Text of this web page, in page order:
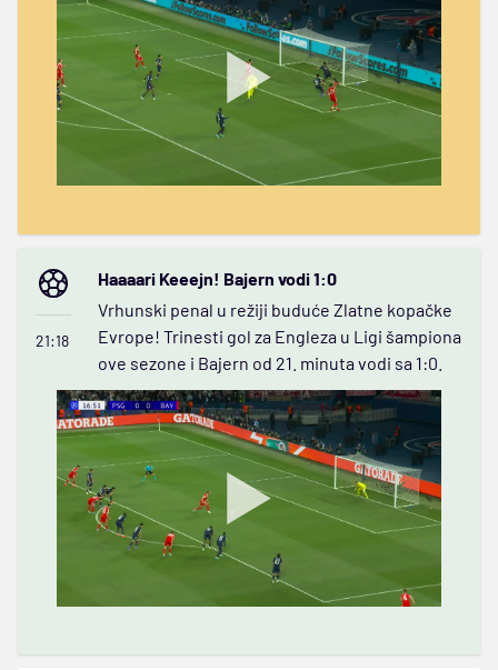
21:18
Haaaari Keeejn! Bajern vodi 1:0
Vrhunski penal u režiji buduće Zlatne kopačke
Evrope! Trinesti gol za Engleza u Ligi šampiona
ove sezone i Bajern od 21. minuta vodi sa 1:0.